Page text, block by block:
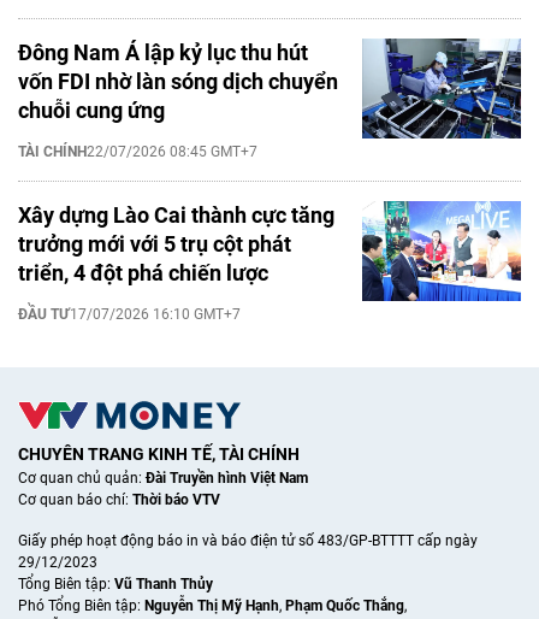
Đông Nam Á lập kỷ lục thu hút
vốn FDI nhờ làn sóng dịch chuyển
chuỗi cung ứng
TÀI CHÍNH22/07/2026 08:45 GMT+7
Xây dựng Lào Cai thành cực tăng
trưởng mới với 5 trụ cột phát
triển, 4 đột phá chiến lược
ĐẦU TƯ17/07/2026 16:10 GMT+7
CHUYÊN TRANG KINH TẾ, TÀI CHÍNH
Cơ quan chủ quản:Đài Truyền hình Việt Nam
Cơ quan báo chí: Thời báo VTV
Giấy phép hoạt động báo in và báo điện tử số 483/GP-BTTTT cấp ngày
29/12/2023
Tổng Biên tập: Vũ Thanh Thủy
Phó Tổng Biên tập: Nguyễn Thị Mỹ Hạnh, Phạm Quốc Thắng,